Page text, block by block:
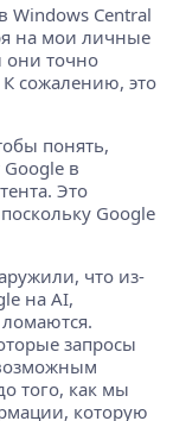
Windows Central
на мои личные
они точно
сожалению, это
понять,
в
Это
Google
что из-
на AI,
запросы
того, как мы
которую